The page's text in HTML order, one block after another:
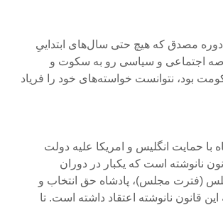
مصدق که هیچ حتی سال‌های ابتداییِ
کم‌کم در عرصه اجتماعی و سیاسی رو به سکوت و
بود، نتوانست خواسته‌های خود را فریاد
با حمایت انگلیس و امریکا علیه دولت
نانوشته است که یکبار در دوران
(فترت مجلس)، پادشاه حق انتخاب و
قانون نانوشته اعتقاد داشته است. تا